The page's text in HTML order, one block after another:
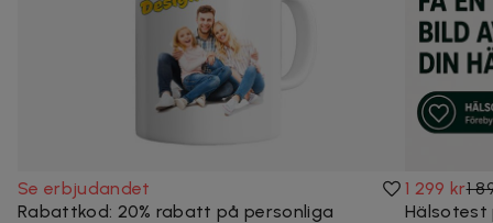
Se erbjudandet
Rabattkod: 20% rabatt på personliga
1 299 kr1
Hälsotest